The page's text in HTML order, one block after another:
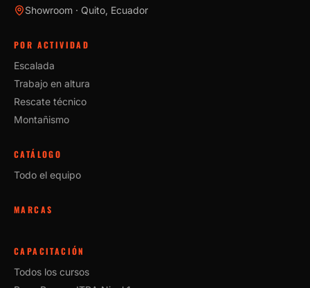
Showroom · Quito, Ecuador
POR ACTIVIDAD
Escalada
Trabajo en altura
Rescate técnico
Montañismo
CATÁLOGO
Todo el equipo
MARCAS
CAPACITACIÓN
Todos los cursos